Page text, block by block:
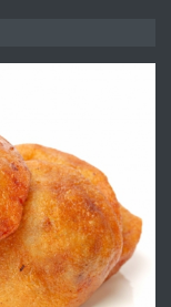
НА ГР.
преди 4 дни